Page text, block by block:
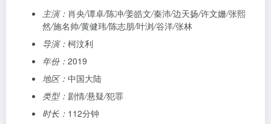
主演： 肖央/谭卓/陈冲/姜皓文/秦沛/边天扬/许文姗/张熙
然/施名帅/黄健玮/陈志朋/叶浏/谷洋/张林
导演： 柯汶利
年份： 2019
地区： 中国大陆
类型： 剧情/悬疑/犯罪
时长： 112分钟